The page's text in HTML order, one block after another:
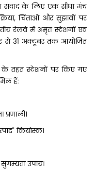
संवाद के लिए एक सीधा मंच
चिंताओं और सुझावों पर
रेलवे में अमृत स्टेशनों एवं
से 31 अक्टूबर तक आयोजित
तहत स्टेशनों पर किए गए
हैं:
कियोस्क।
उपाय।